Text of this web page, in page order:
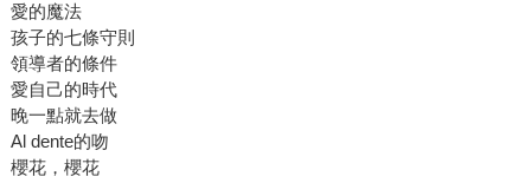
愛的魔法
孩子的七條守則
領導者的條件
愛自己的時代
晚一點就去做
Al dente的吻
櫻花，櫻花